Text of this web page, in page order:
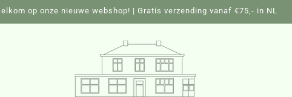
op onze nieuwe webshop! | Gratis verzending vanaf €75,- in NL